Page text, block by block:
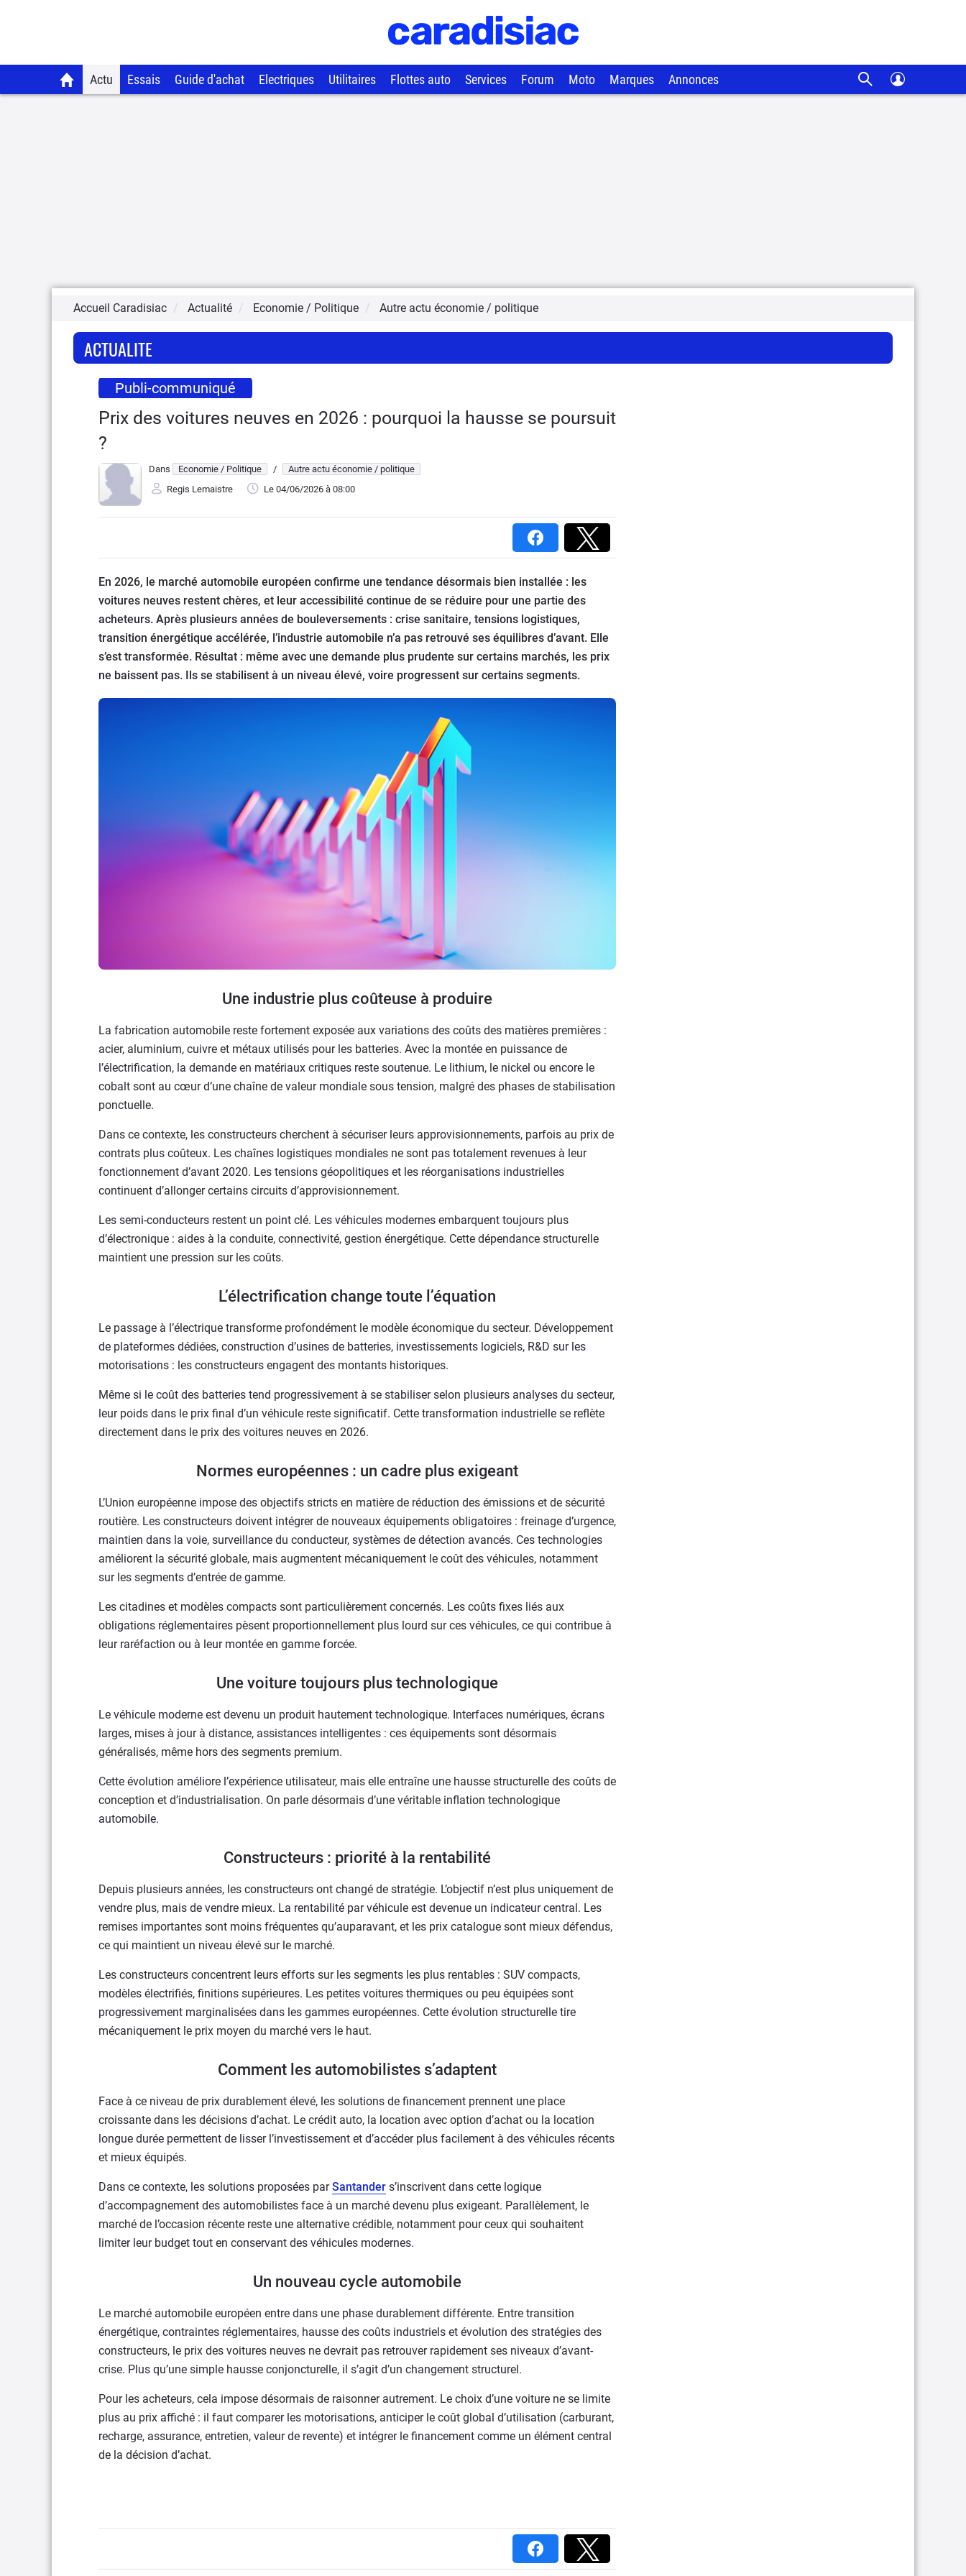
Actu Essais Guide d'achat Electriques Utilitaires Flottes auto Services Forum Moto Marques Annonces
Accueil Caradisiac Actualité Economie / Politique Autre actu économie / politique
ACTUALITE
Publi-communiqué
Prix des voitures neuves en 2026 : pourquoi la hausse se poursuit
?
Dans Economie / Politique /
Autre actu économie / politique
Regis Lemaistre
Le 04/06/2026 à 08:00
En 2026, le marché automobile européen confirme une tendance désormais bien installée : les
voitures neuves restent chères, et leur accessibilité continue de se réduire pour une partie des
acheteurs. Après plusieurs années de bouleversements : crise sanitaire, tensions logistiques,
transition énergétique accélérée, l’industrie automobile n’a pas retrouvé ses équilibres d’avant. Elle
s’est transformée. Résultat : même avec une demande plus prudente sur certains marchés, les prix
ne baissent pas. Ils se stabilisent à un niveau élevé, voire progressent sur certains segments.
Une industrie plus coûteuse à produire
La fabrication automobile reste fortement exposée aux variations des coûts des matières premières :
acier, aluminium, cuivre et métaux utilisés pour les batteries. Avec la montée en puissance de
l’électrification, la demande en matériaux critiques reste soutenue. Le lithium, le nickel ou encore le
cobalt sont au cœur d’une chaîne de valeur mondiale sous tension, malgré des phases de stabilisation
ponctuelle.
Dans ce contexte, les constructeurs cherchent à sécuriser leurs approvisionnements, parfois au prix de
contrats plus coûteux. Les chaînes logistiques mondiales ne sont pas totalement revenues à leur
fonctionnement d’avant 2020. Les tensions géopolitiques et les réorganisations industrielles
continuent d’allonger certains circuits d’approvisionnement.
Les semi-conducteurs restent un point clé. Les véhicules modernes embarquent toujours plus
d’électronique : aides à la conduite, connectivité, gestion énergétique. Cette dépendance structurelle
maintient une pression sur les coûts.
L’électrification change toute l’équation
Le passage à l’électrique transforme profondément le modèle économique du secteur. Développement
de plateformes dédiées, construction d’usines de batteries, investissements logiciels, R&D sur les
motorisations : les constructeurs engagent des montants historiques.
Même si le coût des batteries tend progressivement à se stabiliser selon plusieurs analyses du secteur,
leur poids dans le prix final d’un véhicule reste significatif. Cette transformation industrielle se reflète
directement dans le prix des voitures neuves en 2026.
Normes européennes : un cadre plus exigeant
L’Union européenne impose des objectifs stricts en matière de réduction des émissions et de sécurité
routière. Les constructeurs doivent intégrer de nouveaux équipements obligatoires : freinage d’urgence,
maintien dans la voie, surveillance du conducteur, systèmes de détection avancés. Ces technologies
améliorent la sécurité globale, mais augmentent mécaniquement le coût des véhicules, notamment
sur les segments d’entrée de gamme.
Les citadines et modèles compacts sont particulièrement concernés. Les coûts fixes liés aux
obligations réglementaires pèsent proportionnellement plus lourd sur ces véhicules, ce qui contribue à
leur raréfaction ou à leur montée en gamme forcée.
Une voiture toujours plus technologique
Le véhicule moderne est devenu un produit hautement technologique. Interfaces numériques, écrans
larges, mises à jour à distance, assistances intelligentes : ces équipements sont désormais
généralisés, même hors des segments premium.
Cette évolution améliore l’expérience utilisateur, mais elle entraîne une hausse structurelle des coûts de
conception et d’industrialisation. On parle désormais d’une véritable inflation technologique
automobile.
Constructeurs : priorité à la rentabilité
Depuis plusieurs années, les constructeurs ont changé de stratégie. L’objectif n’est plus uniquement de
vendre plus, mais de vendre mieux. La rentabilité par véhicule est devenue un indicateur central. Les
remises importantes sont moins fréquentes qu’auparavant, et les prix catalogue sont mieux défendus,
ce qui maintient un niveau élevé sur le marché.
Les constructeurs concentrent leurs efforts sur les segments les plus rentables : SUV compacts,
modèles électrifiés, finitions supérieures. Les petites voitures thermiques ou peu équipées sont
progressivement marginalisées dans les gammes européennes. Cette évolution structurelle tire
mécaniquement le prix moyen du marché vers le haut.
Comment les automobilistes s’adaptent
Face à ce niveau de prix durablement élevé, les solutions de financement prennent une place
croissante dans les décisions d’achat. Le crédit auto, la location avec option d’achat ou la location
longue durée permettent de lisser l’investissement et d’accéder plus facilement à des véhicules récents
et mieux équipés.
Dans ce contexte, les solutions proposées parSantander s’inscrivent dans cette logique
d’accompagnement des automobilistes face à un marché devenu plus exigeant. Parallèlement, le
marché de l’occasion récente reste une alternative crédible, notamment pour ceux qui souhaitent
limiter leur budget tout en conservant des véhicules modernes.
Un nouveau cycle automobile
Le marché automobile européen entre dans une phase durablement différente. Entre transition
énergétique, contraintes réglementaires, hausse des coûts industriels et évolution des stratégies des
constructeurs, le prix des voitures neuves ne devrait pas retrouver rapidement ses niveaux d’avant-
crise. Plus qu’une simple hausse conjoncturelle, il s’agit d’un changement structurel.
Pour les acheteurs, cela impose désormais de raisonner autrement. Le choix d’une voiture ne se limite
plus au prix affiché : il faut comparer les motorisations, anticiper le coût global d’utilisation (carburant,
recharge, assurance, entretien, valeur de revente) et intégrer le financement comme un élément central
de la décision d’achat.